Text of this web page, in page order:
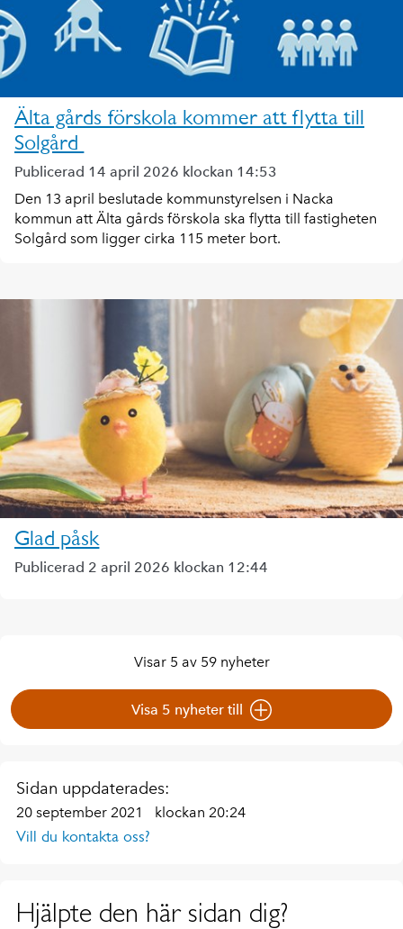
Älta gårds förskola kommer att flytta till
Solgård
Publicerad 14 april 2026 klockan 14:53
Den 13 april beslutade kommunstyrelsen i Nacka
kommun att Älta gårds förskola ska flytta till fastigheten
Solgård som ligger cirka 115 meter bort.
Glad påsk
Publicerad 2 april 2026 klockan 12:44
Visar 5 av 59 nyheter
Visa 5 nyheter till
Sidan uppdaterades:
20 september 2021 klockan 20:24
Vill du kontakta oss?
Hjälpte den här sidan dig?